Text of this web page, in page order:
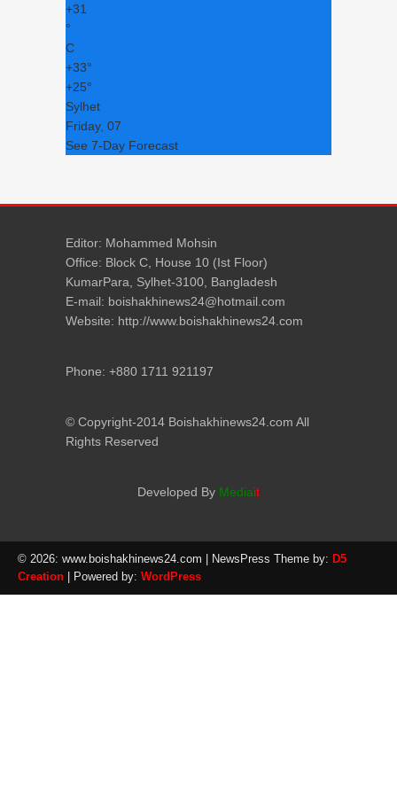
+31
°
C
+33°
+25°
Sylhet
Friday, 07
See 7-Day Forecast
Editor: Mohammed Mohsin
Office: Block C, House 10 (Ist Floor)
KumarPara, Sylhet-3100, Bangladesh
E-mail: boishakhinews24@hotmail.com
Website: http://www.boishakhinews24.com
Phone: +880 1711 921197
© Copyright-2014 Boishakhinews24.com All
Rights Reserved
Developed By Mediait
© 2026: www.boishakhinews24.com | NewsPress Theme by: D5
Creation | Powered by: WordPress